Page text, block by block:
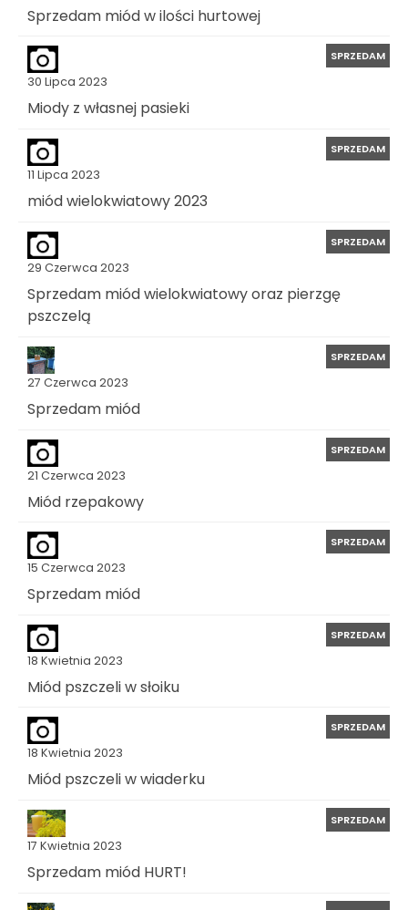
Sprzedam miód w ilości hurtowej
30 Lipca 2023
SPRZEDAM
Miody z własnej pasieki
11 Lipca 2023
SPRZEDAM
miód wielokwiatowy 2023
29 Czerwca 2023
SPRZEDAM
Sprzedam miód wielokwiatowy oraz pierzgę
pszczelą
27 Czerwca 2023
SPRZEDAM
Sprzedam miód
21 Czerwca 2023
SPRZEDAM
Miód rzepakowy
15 Czerwca 2023
SPRZEDAM
Sprzedam miód
18 Kwietnia 2023
SPRZEDAM
Miód pszczeli w słoiku
18 Kwietnia 2023
SPRZEDAM
Miód pszczeli w wiaderku
17 Kwietnia 2023
SPRZEDAM
Sprzedam miód HURT!